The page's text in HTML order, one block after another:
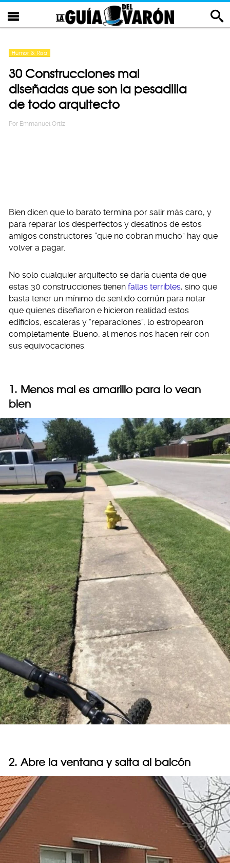
Humor & Risa
30 Construcciones mal
diseñadas que son la pesadilla
de todo arquitecto
Por Emmanuel Ortiz
Bien dicen que lo barato termina por salir más caro, y
para reparar los desperfectos y desatinos de estos
amigos constructores “que no cobran mucho” hay que
volver a pagar.
No solo cualquier arquitecto se daría cuenta de que
estas 30 construcciones tienen fallas terribles, sino que
basta tener un mínimo de sentido común para notar
que quienes diseñaron e hicieron realidad estos
edificios, escaleras y “reparaciones”, lo estropearon
completamente. Bueno, al menos nos hacen reír con
sus equivocaciones.
1. Menos mal es amarillo para lo vean
bien
2. Abre la ventana y salta al balcón